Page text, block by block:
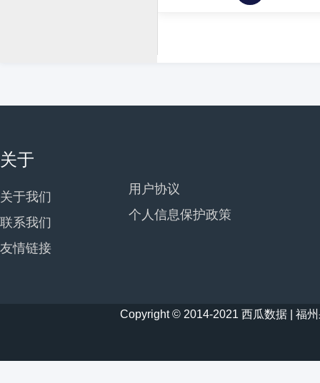
关于
关于我们
联系我们
友情链接
用户协议
个人信息保护政策
Copyright © 2014-2021 西瓜数据 | 福